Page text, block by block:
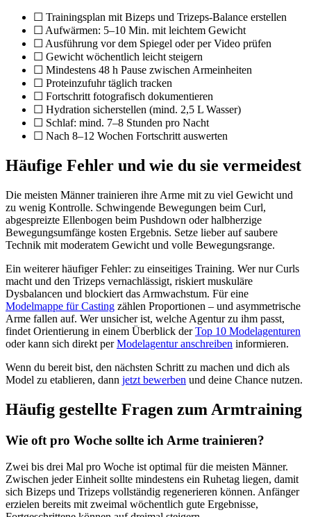
☐ Trainingsplan mit Bizeps und Trizeps-Balance erstellen
☐ Aufwärmen: 5–10 Min. mit leichtem Gewicht
☐ Ausführung vor dem Spiegel oder per Video prüfen
☐ Gewicht wöchentlich leicht steigern
☐ Mindestens 48 h Pause zwischen Armeinheiten
☐ Proteinzufuhr täglich tracken
☐ Fortschritt fotografisch dokumentieren
☐ Hydration sicherstellen (mind. 2,5 L Wasser)
☐ Schlaf: mind. 7–8 Stunden pro Nacht
☐ Nach 8–12 Wochen Fortschritt auswerten
Häufige Fehler und wie du sie vermeidest
Die meisten Männer trainieren ihre Arme mit zu viel Gewicht und
zu wenig Kontrolle. Schwingende Bewegungen beim Curl,
abgespreizte Ellenbogen beim Pushdown oder halbherzige
Bewegungsumfänge kosten Ergebnis. Setze lieber auf saubere
Technik mit moderatem Gewicht und volle Bewegungsrange.
Ein weiterer häufiger Fehler: zu einseitiges Training. Wer nur Curls
macht und den Trizeps vernachlässigt, riskiert muskuläre
Dysbalancen und blockiert das Armwachstum. Für eine
Modelmappe für Casting zählen Proportionen – und asymmetrische
Arme fallen auf. Wer unsicher ist, welche Agentur zu ihm passt,
findet Orientierung in einem Überblick derTop 10 Modelagenturen
oder kann sich direkt perModelagentur anschreiben informieren.
Wenn du bereit bist, den nächsten Schritt zu machen und dich als
Model zu etablieren, dann jetzt bewerben und deine Chance nutzen.
Häufig gestellte Fragen zum Armtraining
Wie oft pro Woche sollte ich Arme trainieren?
Zwei bis drei Mal pro Woche ist optimal für die meisten Männer.
Zwischen jeder Einheit sollte mindestens ein Ruhetag liegen, damit
sich Bizeps und Trizeps vollständig regenerieren können. Anfänger
erzielen bereits mit zweimal wöchentlich gute Ergebnisse,